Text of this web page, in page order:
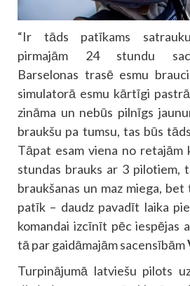
“Ir tāds patīkams
pirmajām 24 stundu
Barselonas trasē esmu
simulatorā esmu kārtīgi
zināma un nebūs pilnīgs
braukšu pa tumsu, tas būs
Tāpat esam viena no retajām
stundas brauks ar 3 pilotiem,
braukšanas un maz miega, bet
patīk – daudz pavadīt laika
komandai izcīnīt pēc iespējas
tā par gaidāmajām sacensībām
Turpinājumā latviešu pilots